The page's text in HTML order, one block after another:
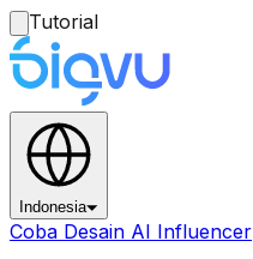
Tutorial
Indonesia
Coba Desain AI Influencer